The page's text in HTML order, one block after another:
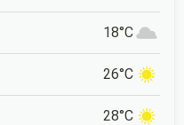
18°C
26°C
28°C